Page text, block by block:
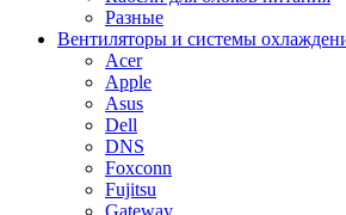
Разные
Вентиляторы и системы
Acer
Apple
Asus
Dell
DNS
Foxconn
Fujitsu
Gateway